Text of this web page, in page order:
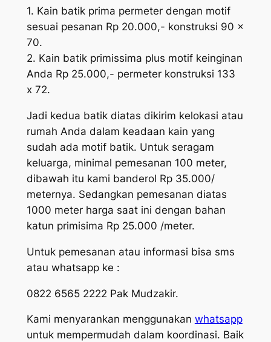
1. Kain batik prima permeter dengan motif
sesuai pesanan Rp 20.000,- konstruksi 90 x
70.
2. Kain batik primissima plus motif keinginan
Anda Rp 25.000,- permeter konstruksi 133
x 72.
Jadi kedua batik diatas dikirim kelokasi atau
rumah Anda dalam keadaan kain yang
sudah ada motif batik. Untuk seragam
keluarga, minimal pemesanan 100 meter,
dibawah itu kami banderol Rp 35.000/
meternya. Sedangkan pemesanan diatas
1000 meter harga saat ini dengan bahan
katun primisima Rp 25.000 /meter.
Untuk pemesanan atau informasi bisa sms
atau whatsapp ke :
0822 6565 2222 Pak Mudzakir.
Kami menyarankan menggunakan whatsapp
untuk mempermudah dalam koordinasi. Baik